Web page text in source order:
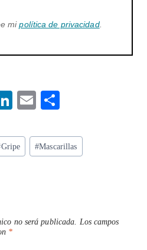
mipolítica de privacidad.
Li
ke
dI
E
ai
l
re
Gripe #Mascarillas
no será publicada.
Los campos
*